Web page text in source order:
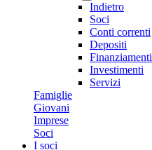
Indietro
Soci
Conti correnti
Depositi
Finanziamenti
Investimenti
Servizi
Famiglie
Giovani
Imprese
Soci
I soci